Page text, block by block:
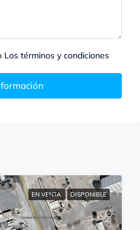
Los términos y condiciones
EN VENTA DISPONIBLE